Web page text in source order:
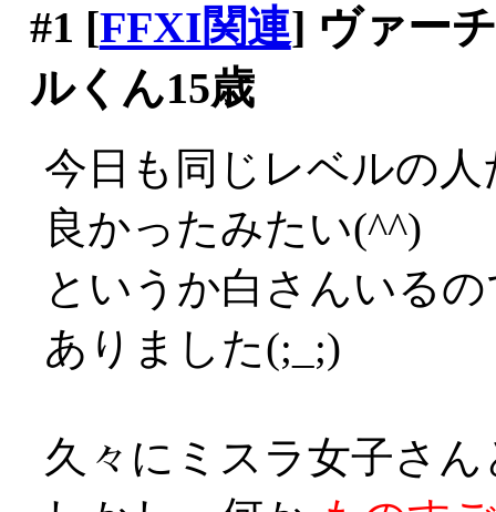
#1 [FFXI関連] ヴァー
ルくん15歳
今日も同じレベルの
良かったみたい(^^)
というか白さんいる
ありました(;_;)
久々にミスラ女子さん